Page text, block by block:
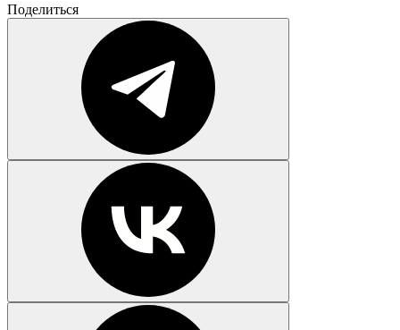
Поделиться